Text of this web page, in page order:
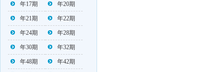
年17期 年20期
年21期 年22期
年24期 年28期
年30期 年32期
年48期 年42期